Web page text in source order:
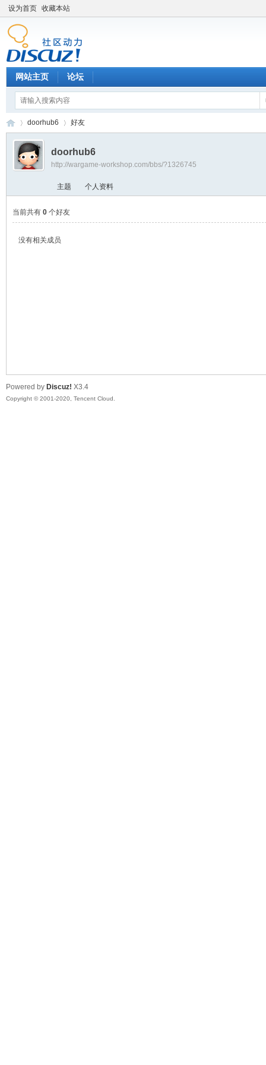
设为首页 收藏本站
网站主页 论坛
›
doorhub6 好友
doorhub6
http://wargame-workshop.com/bbs/?1326745
主题 个人资料
当前共有 0个好友
没有相关成员
Powered by Discuz! X3.4
Copyright © 2001-2020, Tencent Cloud.